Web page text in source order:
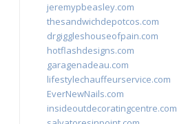
jeremypbeasley.com
thesandwichdepotcos.com
drgiggleshouseofpain.com
hotflashdesigns.com
garagenadeau.com
lifestylechauffeurservice.com
EverNewNails.com
insideoutdecoratingcentre.com